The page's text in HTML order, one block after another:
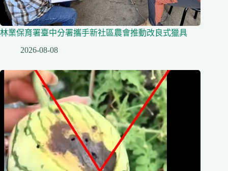
林業保育署臺中分署攜手新社區農會推動改良式獵具
2026-08-08